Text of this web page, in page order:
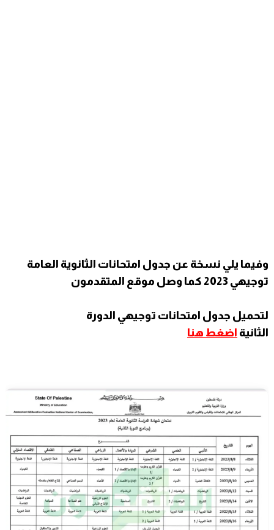
وفيما يلي نسخة عن جدول امتحانات الثانوية العامة
توجيهي 2023 كما وصل موقع المتقدمون
لتحميل جدول امتحانات توجيهي الدورة
الثانية اضغط هنا